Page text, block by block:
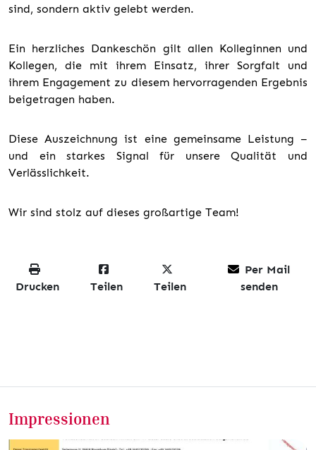
sind, sondern aktiv gelebt werden.
Ein herzliches Dankeschön gilt allen Kolleginnen und
Kollegen, die mit ihrem Einsatz, ihrer Sorgfalt und
ihrem Engagement zu diesem hervorragenden Ergebnis
beigetragen haben.
Diese Auszeichnung ist eine gemeinsame Leistung –
und ein starkes Signal für unsere Qualität und
Verlässlichkeit.
Wir sind stolz auf dieses großartige Team!
Drucken Teilen Teilen
Per Mail
senden
Impressionen